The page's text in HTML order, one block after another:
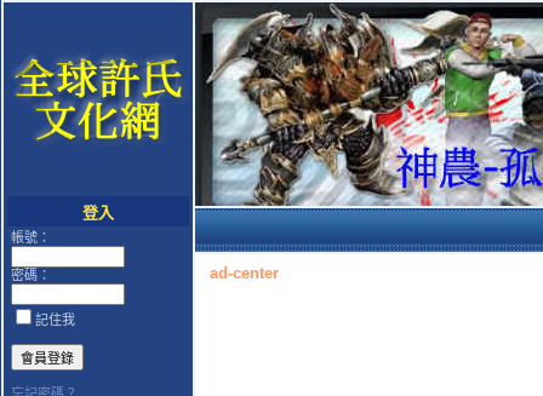
登入
帳號：
密碼：
記住我
ad-center